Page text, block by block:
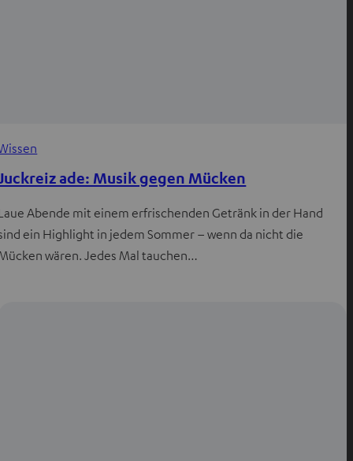
ade: Musik gegen Mücken
Abende mit einem erfrischenden Getränk in der Hand
ein Highlight in jedem Sommer – wenn da nicht die
wären. Jedes Mal tauchen…